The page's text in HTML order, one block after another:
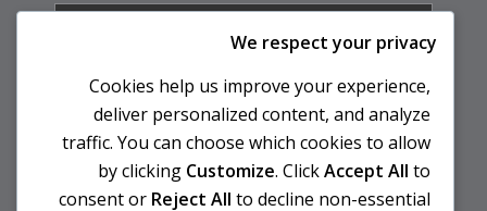
איך
יכולים
לך?
We respect your privacy
Cookies help us improve your experience,
deliver personalized content, and analyze
traffic. You can choose which cookies to allow
by clicking Customize. ClickAccept All to
consent or Reject All to decline non-essential